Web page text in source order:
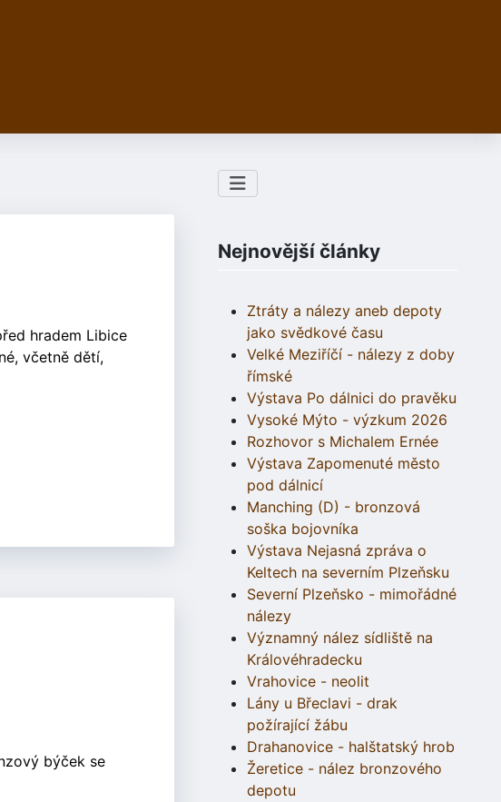
hradem Libice
včetně dětí,
býček se
Nejnovější články
Ztráty a nálezy aneb depoty
jako svědkové času
Velké Meziříčí - nálezy z doby
římské
Výstava Po dálnici do pravěku
Vysoké Mýto - výzkum 2026
Rozhovor s Michalem Ernée
Výstava Zapomenuté město
pod dálnicí
Manching (D) - bronzová
soška bojovníka
Výstava Nejasná zpráva o
Keltech na severním Plzeňsku
Severní Plzeňsko - mimořádné
nálezy
Významný nález sídliště na
Královéhradecku
Vrahovice - neolit
Lány u Břeclavi - drak
požírající žábu
Drahanovice - halštatský hrob
Žeretice - nález bronzového
depotu